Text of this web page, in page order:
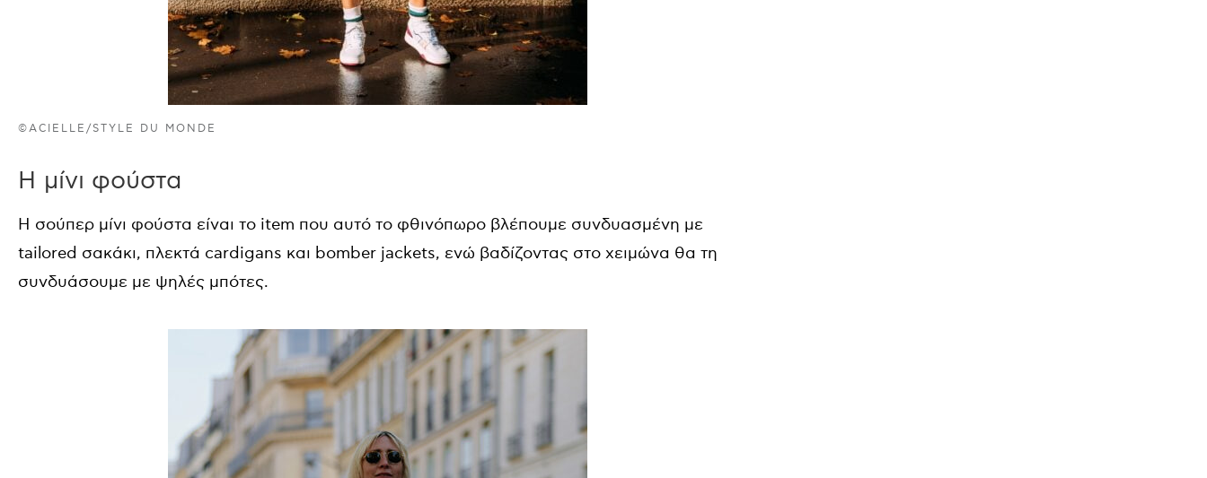
©ACIELLE/STYLE DU MONDE
Η μίνι φούστα
Η σούπερ μίνι φούστα είναι το item που αυτό το φθινόπωρο βλέπουμε συνδυασμένη με
tailored σακάκι, πλεκτά cardigans και bomber jackets, ενώ βαδίζοντας στο χειμώνα θα τη
συνδυάσουμε με ψηλές μπότες.